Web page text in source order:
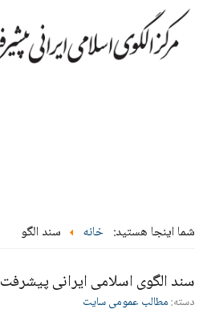
شما اینجا هستید: خانه سند الگو
سند الگوی اسلامی ایرانی پیشرفت
دسته:مطالب عمومی سایت